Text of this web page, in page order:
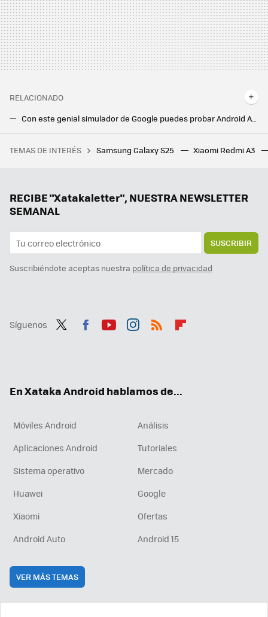
RELACIONADO
Con este genial simulador de Google puedes probar Android Automotive con Google Built-in sin salir de casa
28 autoras para informarse y reflexionar sobre videojuegos
TEMAS DE INTERÉS Samsung Galaxy S25 Xiaomi Redmi A3
RECIBE "Xatakaletter", NUESTRA NEWSLETTER
SEMANAL
SUSCRIBIR
Suscribiéndote aceptas nuestra política de privacidad
Síguenos
En Xataka Android hablamos de...
Móviles Android
Análisis
Aplicaciones Android
Tutoriales
Sistema operativo
Mercado
Huawei
Google
Xiaomi
Ofertas
Android Auto
Android 15
VER MÁS TEMAS